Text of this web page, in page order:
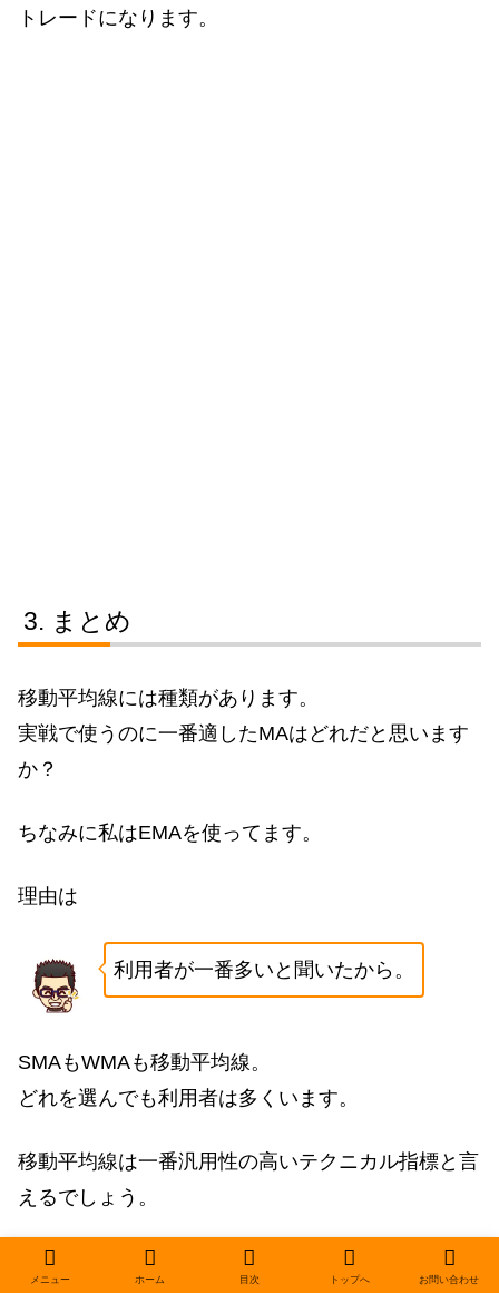
トレードになります。
まとめ
移動平均線には種類があります。
実戦で使うのに一番適したMAはどれだと思います
か？
ちなみに私はEMAを使ってます。
理由は
利用者が一番多いと聞いたから。
SMAもWMAも移動平均線。
どれを選んでも利用者は多くいます。
移動平均線は一番汎用性の高いテクニカル指標と言
えるでしょう。
メニュー ホーム 目次 トップへ お問い合わせ